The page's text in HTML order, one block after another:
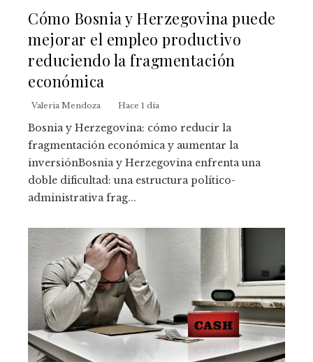
Cómo Bosnia y Herzegovina puede
mejorar el empleo productivo
reduciendo la fragmentación
económica
Valeria Mendoza Hace 1 día
Bosnia y Herzegovina: cómo reducir la
fragmentación económica y aumentar la
inversiónBosnia y Herzegovina enfrenta una
doble dificultad: una estructura político-
administrativa frag...